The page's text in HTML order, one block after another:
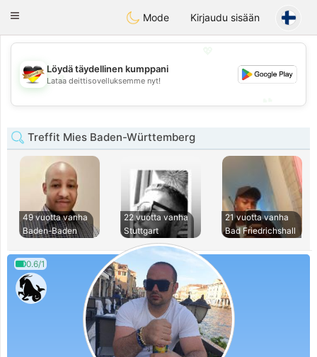
Deutsch Dating
Toggle
Mode Kirjaudu sisään
💖
💕
Löydä täydellinen kumppani
Lataa deittisovelluksemme nyt!
Treffit Mies Baden-Württemberg
49 vuotta vanha
Baden-Baden
22 vuotta vanha
Stuttgart
21 vuotta vanha
Bad Friedrichshall
0.6/1